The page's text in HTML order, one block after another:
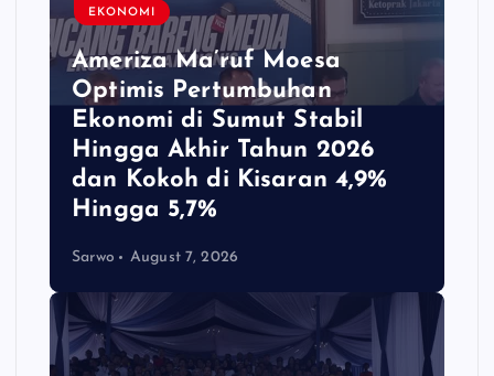
EKONOMI
Ameriza Ma’ruf Moesa‎
Optimis Pertumbuhan
Ekonomi di Sumut Stabil
Hingga Akhir Tahun 2026
dan Kokoh di Kisaran 4,9%
Hingga 5,7%
Sarwo August 7, 2026